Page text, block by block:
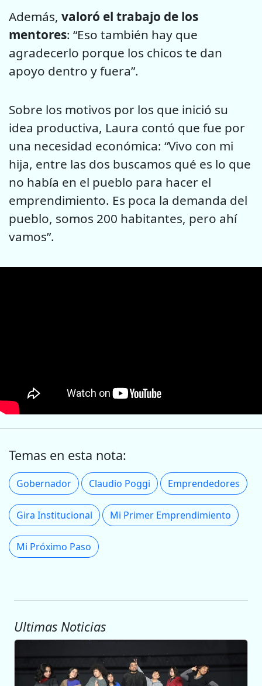
Además, valoró el trabajo de los
mentores: “Eso también hay que
agradecerlo porque los chicos te dan
apoyo dentro y fuera”.
Sobre los motivos por los que inició su
idea productiva, Laura contó que fue por
una necesidad económica: “Vivo con mi
hija, entre las dos buscamos qué es lo que
no había en el pueblo para hacer el
emprendimiento. Es poca la demanda del
pueblo, somos 200 habitantes, pero ahí
vamos”.
Temas en esta nota:
Gobernador Claudio Poggi Emprendedores
Gira Institucional Mi Primer Emprendimiento
Mi Próximo Paso
Ultimas Noticias